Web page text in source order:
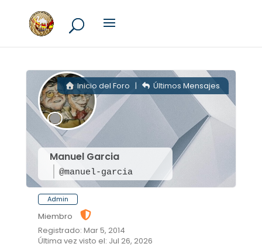
Manuel Garcia
@manuel-garcia
Inicio del Foro | Últimos Mensajes
Admin
Miembro
Registrado: Mar 5, 2014
Última vez visto el: Jul 26, 2026